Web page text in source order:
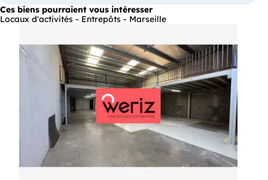
Ces biens pourraient vous intéresser
Locaux d'activités - Entrepôts - Marseille